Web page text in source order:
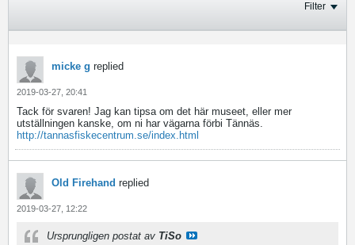
Filter
micke g replied
2019-03-27, 20:41
Tack för svaren! Jag kan tipsa om det här museet, eller mer
utställningen kanske, om ni har vägarna förbi Tännäs.
http://tannasfiskecentrum.se/index.html
Old Firehand replied
2019-03-27, 12:22
Ursprungligen postat av TiSo